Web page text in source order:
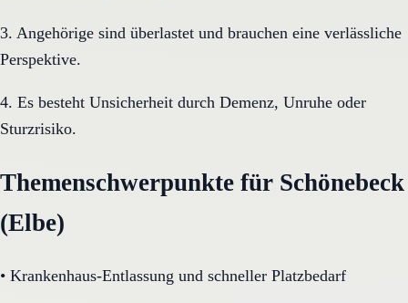
3. Angehörige sind überlastet und brauchen eine verlässliche
Perspektive.
4. Es besteht Unsicherheit durch Demenz, Unruhe oder
Sturzrisiko.
Themenschwerpunkte für Schönebeck
(Elbe)
• Krankenhaus-Entlassung und schneller Platzbedarf